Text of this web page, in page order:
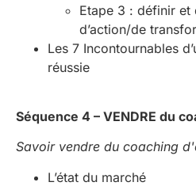
Etape 3 : définir et
d’action/de
Les 7 Incontournables
réussie
Séquence 4 – VENDRE du
Savoir vendre du coaching
L’état du marché